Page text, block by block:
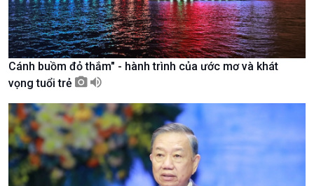
Kinh tế
Tin Kinh tế
Trước giờ mở cửa
Sức sống hàng Việt
Khởi nghiệp
Tuyên chiến với gian lận
thương mại
Nông nghiệp & Biển đảo
Tin Nông nghiệp & Biển
Biển đảo Việt Nam
Tâm tình biên giới và hải
đảo
Tìm hiểu biển, đảo Việt
Nam
Cánh buồm đỏ thắm" - hành trình của ước mơ và khát
vọng tuổi trẻ